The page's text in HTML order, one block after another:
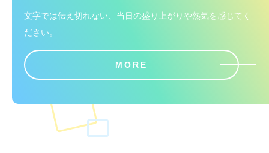
文字では伝え切れない、当日の盛り上がりや熱気を感じてく
ださい。
MORE